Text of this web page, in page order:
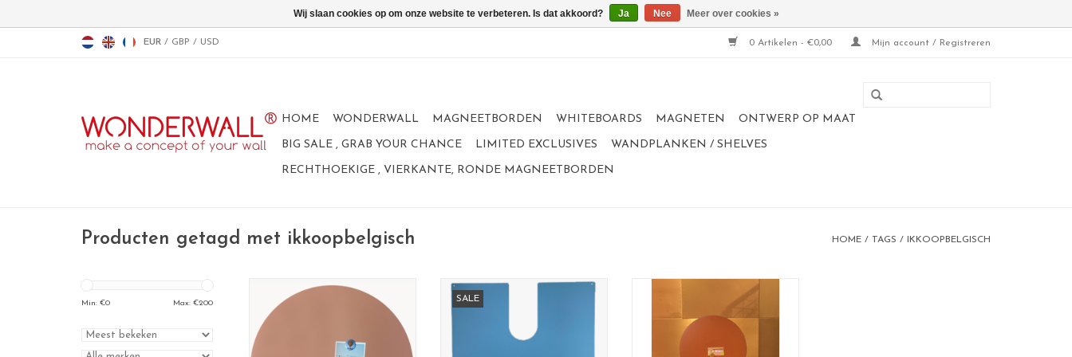
EUR / GBP / USD 0 Artikelen - €0,00 Mijn account / Registreren
HOME WONDERWALL MAGNEETBORDEN WHITEBOARDS MAGNETEN ONTWERP OP MAAT
BIG SALE , GRAB YOUR CHANCE LIMITED EXCLUSIVES WANDPLANKEN / SHELVES
RECHTHOEKIGE , VIERKANTE, RONDE MAGNEETBORDEN
Producten getagd met ikkoopbelgisch HOME / TAGS / IKKOOPBELGISCH
Min: €0 Max: €200
Magneetbord Circle of life
formaat 83 cm diameter
materiaal: powder coated staal
100% made in Belgium
SALE
Abstract magneetbord in de vorm
magneetborden U samen te
formaat 83 cm diameter
materiaal: powder coated staal
kleur: ROESTBRUIN
100% made in Belgium
Wij slaan cookies op om onze website te verbeteren. Is dat akkoord? Ja Nee Meer over cookies »